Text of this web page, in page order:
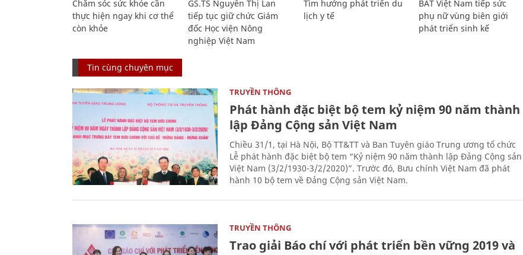
Chăm sóc sức khỏe cần
thực hiện ngay khi cơ thể
còn khỏe
GS.TS Nguyễn Thị Lan
tiếp tục giữ chức Giám
đốc Học viện Nông
nghiệp Việt Nam
Tìm hướng phát triển du
lịch y tế
BAT Việt Nam tiếp sức
phụ nữ vùng biên giới
phát triển sinh kế
Tin cùng chuyên mục
TRUYỀN THÔNG
Phát hành đặc biệt bộ tem kỷ niệm 90 năm thành
lập Đảng Cộng sản Việt Nam
Chiều 31/1, tại Hà Nội, Bộ TT&TT và Ban Tuyên giáo Trung ương tổ chức
Lễ phát hành đặc biệt bộ tem “Kỷ niệm 90 năm thành lập Đảng Cộng sản
Việt Nam (3/2/1930-3/2/2020)”. Trước đó, Bưu chính Việt Nam đã phát
hành 10 bộ tem về Đảng Cộng sản Việt Nam.
TRUYỀN THÔNG
Trao giải Báo chí với phát triển bền vững 2019 và